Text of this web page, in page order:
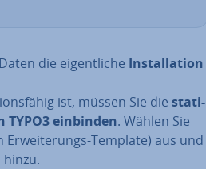
die ei­gent­li­che In­stal­la­ti­on
ist, müssen Sie die sta­ti­
TYPO3 einbinden. Wählen Sie
Template) aus und